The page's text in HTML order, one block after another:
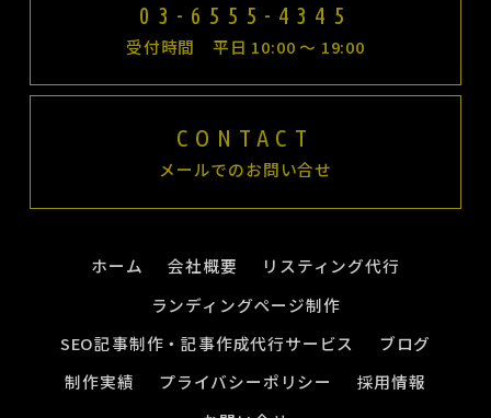
03-6555-4345
受付時間 平日 10:00 〜 19:00
CONTACT
メールでのお問い合せ
ホーム 会社概要
リスティング代行
ランディングページ制作
SEO記事制作・記事作成代行サービス
ブログ
制作実績
プライバシーポリシー
採用情報